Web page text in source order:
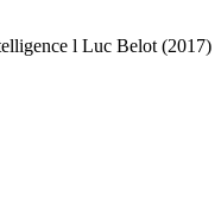
l Luc Belot (2017)